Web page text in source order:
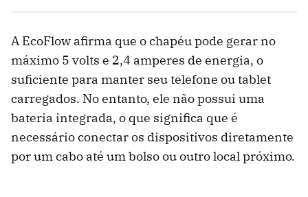
A EcoFlow afirma que o chapéu pode gerar no
máximo 5 volts e 2,4 amperes de energia, o
suficiente para manter seu telefone ou tablet
carregados. No entanto, ele não possui uma
bateria integrada, o que significa que é
necessário conectar os dispositivos diretamente
por um cabo até um bolso ou outro local próximo.